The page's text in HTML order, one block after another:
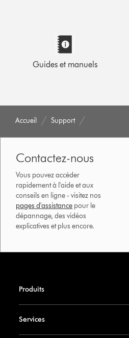
Guides et manuels
Accueil Support
Contactez-nous
Vous pouvez accéder
rapidement à l'aide et aux
conseils en ligne - visitez nos
pages d'assistance pour le
dépannage, des vidéos
explicatives et plus encore.
Produits
Services